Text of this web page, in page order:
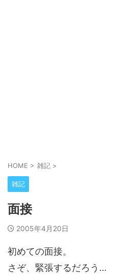
HOME > 雑記 >
雑記
面接
2005年4月20日
初めての面接。
さぞ、緊張するだろう…